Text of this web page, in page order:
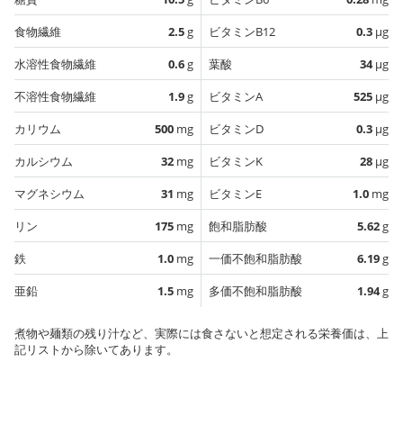
食物繊維
2.5g
水溶性食物繊維
0.6g
不溶性食物繊維
1.9g
カリウム
500 mg
カルシウム
32 mg
マグネシウム
31 mg
リン
175 mg
鉄
1.0 mg
亜鉛
1.5 mg
ビタミンB12
0.3 µg
葉酸
34µg
ビタミンA
525 µg
ビタミンD
0.3 µg
ビタミンK
28 µg
ビタミンE
1.0 mg
飽和脂肪酸
5.62g
一価不飽和脂肪酸
6.19g
多価不飽和脂肪酸
1.94g
煮物や麺類の残り汁など、実際には食さないと想定される栄養価は、上
記リストから除いてあります。